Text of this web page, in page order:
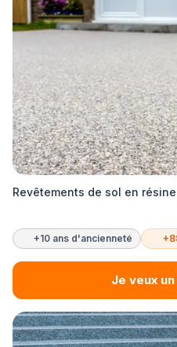
Revêtements de sol en
+10 ans d'ancienneté
Je veux